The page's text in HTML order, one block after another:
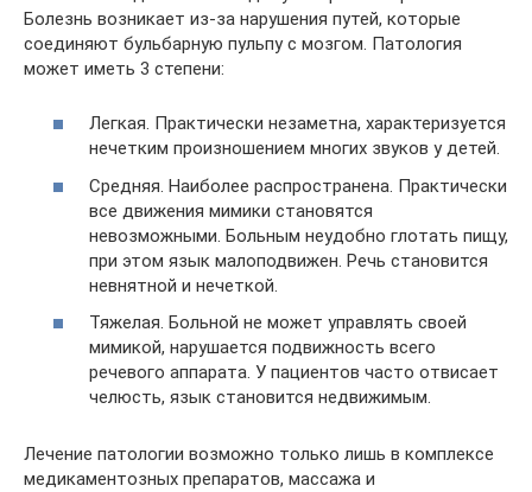
Болезнь возникает из-за нарушения путей, которые
соединяют бульбарную пульпу с мозгом. Патология
может иметь 3 степени:
Легкая. Практически незаметна, характеризуется
нечетким произношением многих звуков у детей.
Средняя. Наиболее распространена. Практически
все движения мимики становятся
невозможными. Больным неудобно глотать пищу,
при этом язык малоподвижен. Речь становится
невнятной и нечеткой.
Тяжелая. Больной не может управлять своей
мимикой, нарушается подвижность всего
речевого аппарата. У пациентов часто отвисает
челюсть, язык становится недвижимым.
Лечение патологии возможно только лишь в комплексе
медикаментозных препаратов, массажа и